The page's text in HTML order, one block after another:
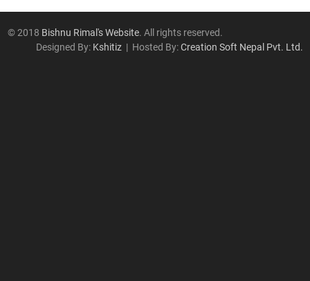
© 2018 Bishnu Rimal's Website. All rights reserved.
Designed By: Kshitiz| Hosted By:Creation Soft Nepal Pvt. Ltd.